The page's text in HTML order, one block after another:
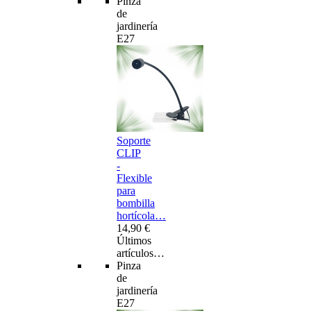
de
jardinería
E27
Soporte
CLIP
-
Flexible
para
bombilla
hortícola…
14,90 €
Últimos
artículos…
Pinza
de
jardinería
E27